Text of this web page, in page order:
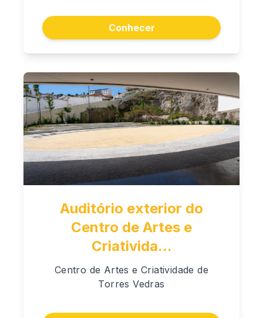
Conhecer
Auditório exterior do
Centro de Artes e
Criativida...
Centro de Artes e Criatividade de
Torres Vedras